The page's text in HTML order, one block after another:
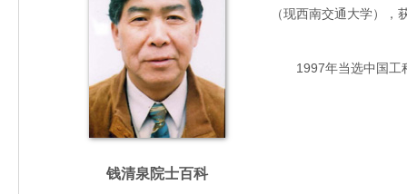
钱清泉院士百科
（现西南交通大学），
1997年当选中国工